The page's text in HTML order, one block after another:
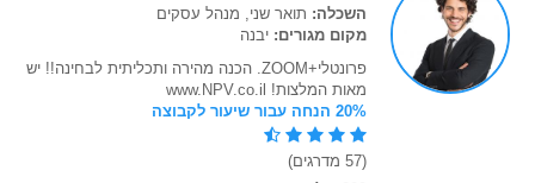
השכלה: תואר שני, מנהל עסקים
מקום מגורים: יבנה
פרונטלי+ZOOM. הכנה מהירה ותכליתית לבחינה!! יש
מאות המלצות! www.NPV.co.il
20% הנחה עבור שיעור לקבוצה
(57 מדרגים)